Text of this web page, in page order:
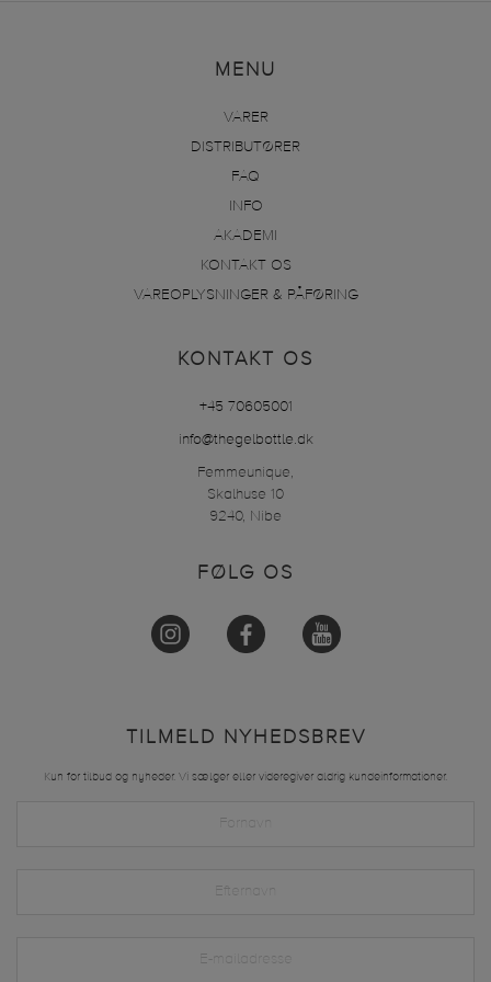
MENU
VARER
DISTRIBUTØRER
FAQ
INFO
AKADEMI
KONTAKT OS
VAREOPLYSNINGER & PÅFØRING
KONTAKT OS
+45 70605001
info@thegelbottle.dk
Femmeunique,
Skalhuse 10
9240, Nibe
FØLG OS
TILMELD NYHEDSBREV
Kun for tilbud og nyheder. Vi sælger eller videregiver aldrig kundeinformationer.